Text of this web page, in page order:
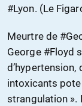
#Lyon. (Le
Meurtre de
George #Floyd
intoxicants
strangulation ».